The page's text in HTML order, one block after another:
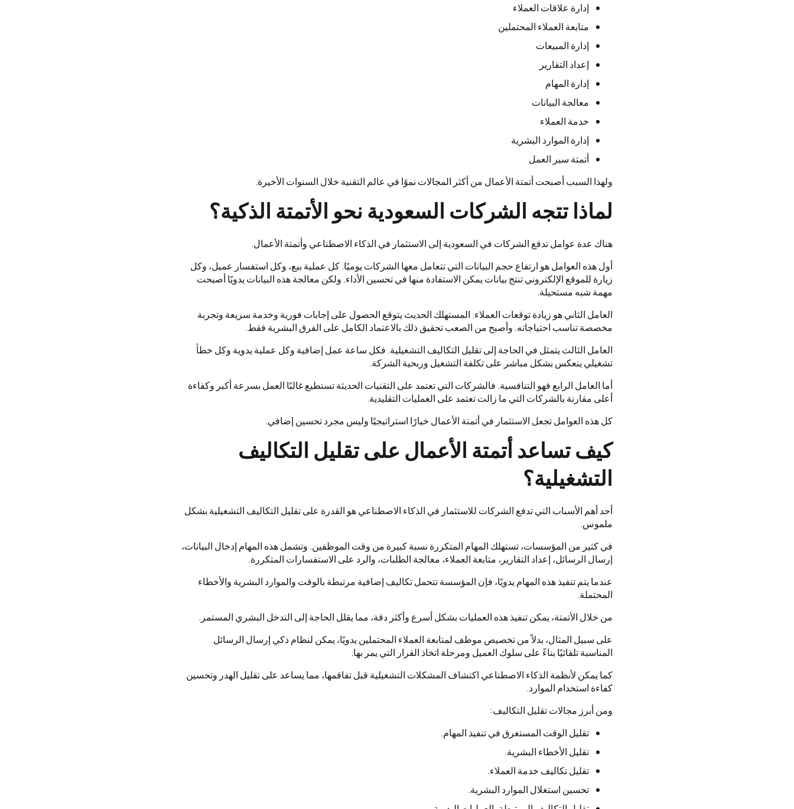
إدارة علاقات العملاء
متابعة العملاء المحتملين
إدارة المبيعات
إعداد التقارير
إدارة المهام
معالجة البيانات
خدمة العملاء
إدارة الموارد البشرية
أتمتة سير العمل
ولهذا السبب أصبحت أتمتة الأعمال من أكثر المجالات نموًا في عالم التقنية خلال السنوات الأخيرة.
لماذا تتجه الشركات السعودية نحو الأتمتة الذكية؟
هناك عدة عوامل تدفع الشركات في السعودية إلى الاستثمار في الذكاء الاصطناعي وأتمتة الأعمال.
أول هذه العوامل هو ارتفاع حجم البيانات التي تتعامل معها الشركات يوميًا. كل عملية بيع، وكل استفسار عميل، وكل
زيارة للموقع الإلكتروني تنتج بيانات يمكن الاستفادة منها في تحسين الأداء. ولكن معالجة هذه البيانات يدويًا أصبحت
مهمة شبه مستحيلة.
العامل الثاني هو زيادة توقعات العملاء. المستهلك الحديث يتوقع الحصول على إجابات فورية وخدمة سريعة وتجربة
مخصصة تناسب احتياجاته. وأصبح من الصعب تحقيق ذلك بالاعتماد الكامل على الفرق البشرية فقط.
العامل الثالث يتمثل في الحاجة إلى تقليل التكاليف التشغيلية. فكل ساعة عمل إضافية وكل عملية يدوية وكل خطأ
تشغيلي ينعكس بشكل مباشر على تكلفة التشغيل وربحية الشركة.
أما العامل الرابع فهو التنافسية. فالشركات التي تعتمد على التقنيات الحديثة تستطيع غالبًا العمل بسرعة أكبر وكفاءة
أعلى مقارنة بالشركات التي ما زالت تعتمد على العمليات التقليدية.
كل هذه العوامل تجعل الاستثمار في أتمتة الأعمال خيارًا استراتيجيًا وليس مجرد تحسين إضافي.
كيف تساعد أتمتة الأعمال على تقليل التكاليف
التشغيلية؟
أحد أهم الأسباب التي تدفع الشركات للاستثمار في الذكاء الاصطناعي هو القدرة على تقليل التكاليف التشغيلية بشكل
ملموس.
في كثير من المؤسسات، تستهلك المهام المتكررة نسبة كبيرة من وقت الموظفين. وتشمل هذه المهام إدخال البيانات،
إرسال الرسائل، إعداد التقارير، متابعة العملاء، معالجة الطلبات، والرد على الاستفسارات المتكررة.
عندما يتم تنفيذ هذه المهام يدويًا، فإن المؤسسة تتحمل تكاليف إضافية مرتبطة بالوقت والموارد البشرية والأخطاء
المحتملة.
من خلال الأتمتة، يمكن تنفيذ هذه العمليات بشكل أسرع وأكثر دقة، مما يقلل الحاجة إلى التدخل البشري المستمر.
على سبيل المثال، بدلاً من تخصيص موظف لمتابعة العملاء المحتملين يدويًا، يمكن لنظام ذكي إرسال الرسائل
المناسبة تلقائيًا بناءً على سلوك العميل ومرحلة اتخاذ القرار التي يمر بها.
كما يمكن لأنظمة الذكاء الاصطناعي اكتشاف المشكلات التشغيلية قبل تفاقمها، مما يساعد على تقليل الهدر وتحسين
كفاءة استخدام الموارد.
ومن أبرز مجالات تقليل التكاليف:
تقليل الوقت المستغرق في تنفيذ المهام.
تقليل الأخطاء البشرية.
تقليل تكاليف خدمة العملاء.
تحسين استغلال الموارد البشرية.